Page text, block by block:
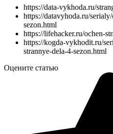
https://data-vykhoda.ru/
https://datavyhoda.ru/
sezon.html
https://lifehacker.ru/ochen-
https://kogda-vykhodit.ru/
strannye-dela-4-sezon.html
Оцените статью